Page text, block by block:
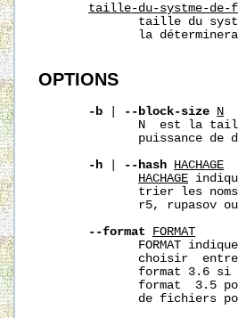
taille-du-systme-
taille du
la
OPTIONS
-b --block-size N
N  est la
puissance de
-h
--hash HACHAGE
HACHAGE
trier les
r5, rupasov
--format
FORMAT
FORMAT
choisir
format 3.6 si
format  3.5
de fichiers